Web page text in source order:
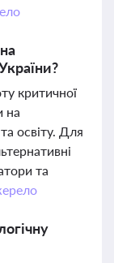
критичної
на
освіту. Для
та